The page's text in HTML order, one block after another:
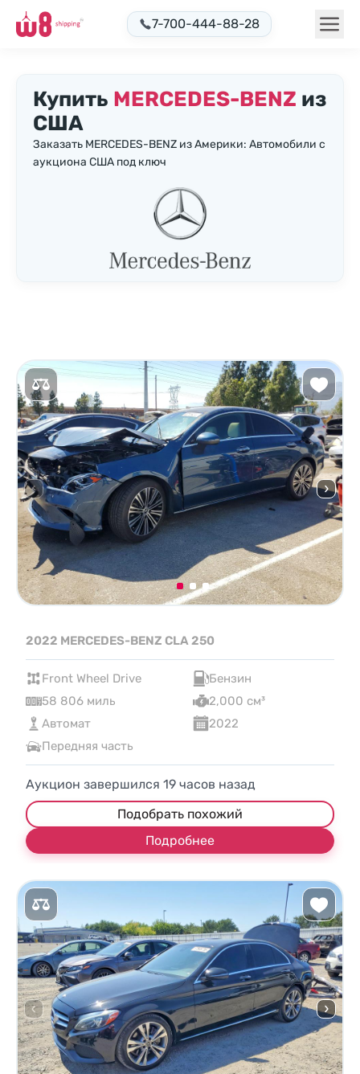
7-700-444-88-28
Купить MERCEDES-BENZ из
США
Заказать MERCEDES-BENZ из Америки: Автомобили с
аукциона США под ключ
2022 MERCEDES-BENZ CLA 250
Front Wheel Drive
Бензин
58 806 миль
2,000 см³
Автомат
2022
Передняя часть
Аукцион завершился 19 часов назад
Подобрать похожий
Подробнее